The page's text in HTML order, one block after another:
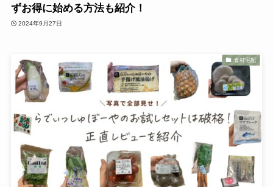
ずお得に始める方法も紹介！
2024年9月27日
食材宅配